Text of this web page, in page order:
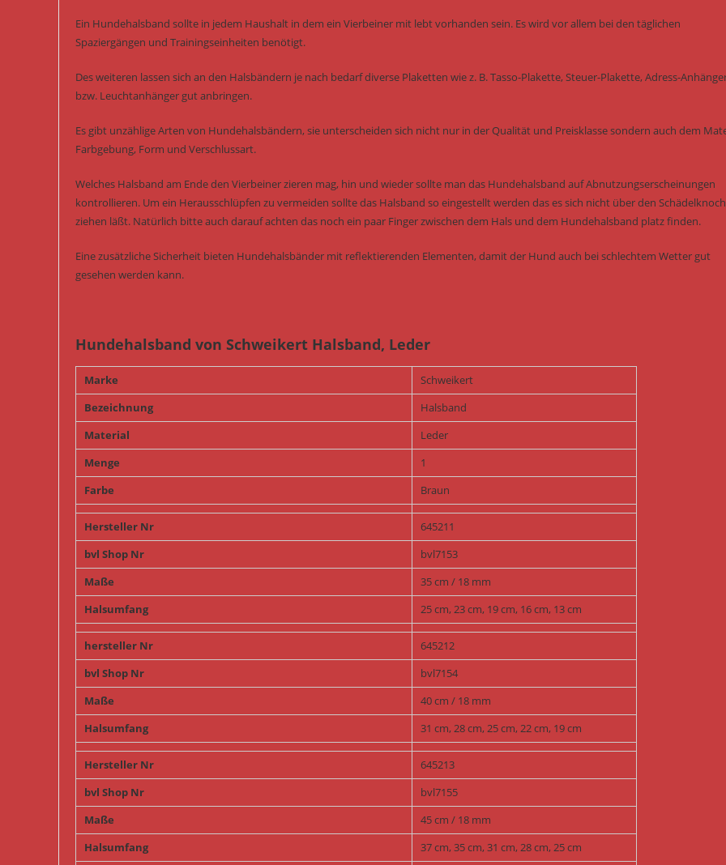
Ein Hundehalsband sollte in jedem Haushalt in dem ein Vierbeiner mit lebt vorhanden sein. Es wird vor allem bei den täglichen
Spaziergängen und Trainingseinheiten benötigt.
Des weiteren lassen sich an den Halsbändern je nach bedarf diverse Plaketten wie z. B. Tasso-Plakette, Steuer-Plakette, Adress-
bzw. Leuchtanhänger gut anbringen.
Es gibt unzählige Arten von Hundehalsbändern, sie unterscheiden sich nicht nur in der Qualität und Preisklasse sondern auch dem
Farbgebung, Form und Verschlussart.
Welches Halsband am Ende den Vierbeiner zieren mag, hin und wieder sollte man das Hundehalsband auf Abnutzungserscheinungen
kontrollieren. Um ein Herausschlüpfen zu vermeiden sollte das Halsband so eingestellt werden das es sich nicht über den
ziehen läßt. Natürlich bitte auch darauf achten das noch ein paar Finger zwischen dem Hals und dem Hundehalsband platz finden.
Eine zusätzliche Sicherheit bieten Hundehalsbänder mit reflektierenden Elementen, damit der Hund auch bei schlechtem Wetter gut
gesehen werden kann.
Hundehalsband von Schweikert Halsband, Leder
Marke
Schweikert
Bezeichnung
Halsband
Material
Leder
Menge
1
Farbe
Braun
Hersteller Nr
645211
bvl Shop Nr
bvl7153
Maße
35 cm / 18 mm
Halsumfang
25 cm, 23 cm, 19 cm, 16 cm, 13 cm
hersteller Nr
645212
bvl Shop Nr
bvl7154
Maße
40 cm / 18 mm
Halsumfang
31 cm, 28 cm, 25 cm, 22 cm, 19 cm
Hersteller Nr
645213
bvl Shop Nr
bvl7155
Maße
45 cm / 18 mm
Halsumfang
37 cm, 35 cm, 31 cm, 28 cm, 25 cm